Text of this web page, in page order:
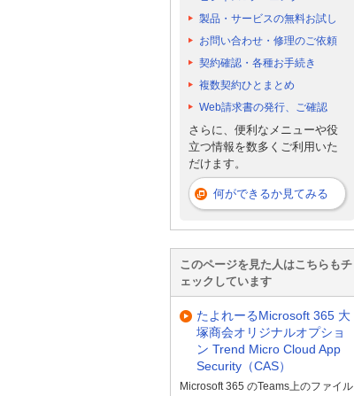
製品・サービスの無料お試し
お問い合わせ・修理のご依頼
契約確認・各種お手続き
複数契約ひとまとめ
Web請求書の発行、ご確認
さらに、便利なメニューや役
立つ情報を数多くご利用いた
だけます。
何ができるか見てみる
このページを見た人はこちらもチ
ェックしています
たよれーるMicrosoft 365 大
塚商会オリジナルオプショ
ン Trend Micro Cloud App
Security（CAS）
Microsoft 365 のTeams上のファイル